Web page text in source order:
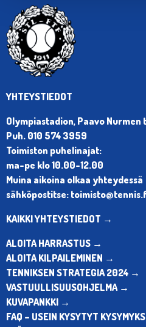
YHTEYSTIEDOT
Olympiastadion, Paavo Nurmen
Puh. 010 574 3959
Toimiston puhelinajat:
ma-pe klo 10.00-12.00
Muina aikoina olkaa yhteydessä
sähköpostitse:
KAIKKI YHTEYSTIEDOT →
ALOITA HARRASTUS →
ALOITA KILPAILEMINEN →
TENNIKSEN STRATEGIA 2024 →
VASTUULLISUUSOHJELMA →
KUVAPANKKI →
FAQ – USEIN KYSYTYT